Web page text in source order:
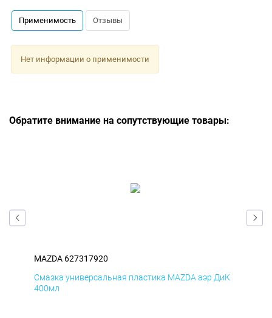
Применимость Отзывы
Нет информации о применимости
Обратите внимание на сопутствующие товары:
MAZDA 627317920
Смазка универсальная пластика MAZDA аэр ДиК
400мл